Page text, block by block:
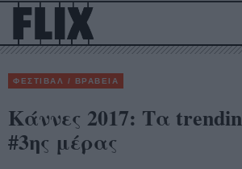
ΦΕΣΤΙΒΑΛ / ΒΡΑΒΕΙΑ
Κάννες 2017: Τα
#3ης μέρας